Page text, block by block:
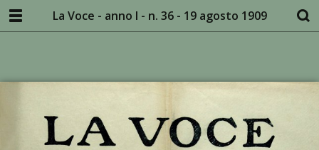
La Voce - anno I - n. 36 - 19 agosto 1909